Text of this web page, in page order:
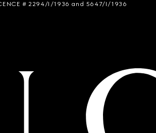
# 2294/I/1936 and 5647/I/1936